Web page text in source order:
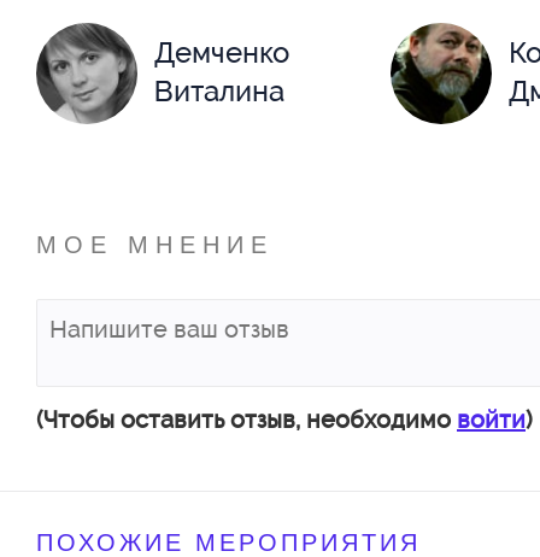
Демченко
Виталина
МОЕ МНЕНИЕ
(Чтобы оставить отзыв, необходимо войти)
ПОХОЖИЕ МЕРОПРИЯТИЯ